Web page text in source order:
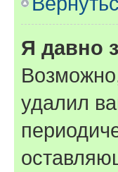
Я давно
удалил